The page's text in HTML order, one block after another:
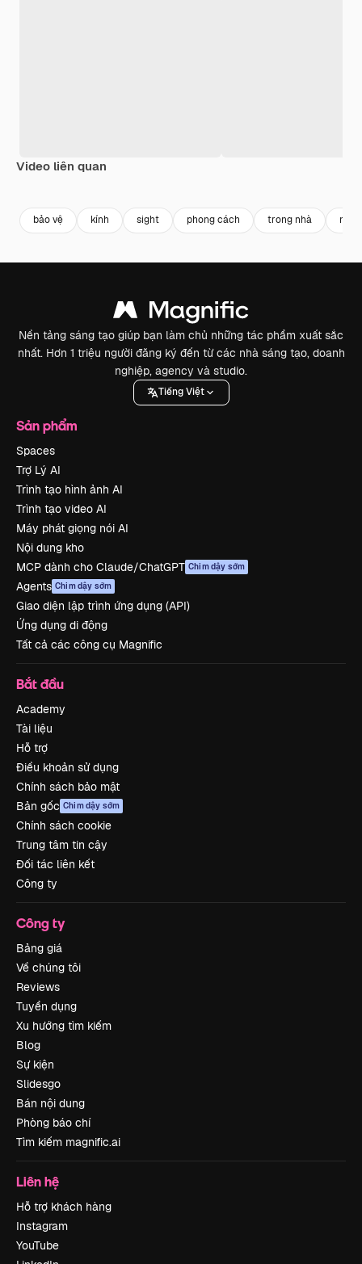
Video liên quan
bảo vệ kính sight phong cách trong nhà
Nền tảng sáng tạo giúp bạn làm chủ những tác phẩm xuất sắc
nhất. Hơn 1 triệu người đăng ký đến từ các nhà sáng tạo, doanh
nghiệp, agency và studio.
Tiếng Việt
Sản phẩm
Spaces
Trợ Lý AI
Trình tạo hình ảnh AI
Trình tạo video AI
Máy phát giọng nói AI
Nội dung kho
MCP dành cho Claude/ChatGPT Chim dậy sớm
Agents Chim dậy sớm
Giao diện lập trình ứng dụng (API)
Ứng dụng di động
Tất cả các công cụ Magnific
Bắt đầu
Academy
Tài liệu
Hỗ trợ
Điều khoản sử dụng
Chính sách bảo mật
Bản gốc Chim dậy sớm
Chính sách cookie
Trung tâm tin cậy
Đối tác liên kết
Công ty
Công ty
Bảng giá
Về chúng tôi
Reviews
Tuyển dụng
Xu hướng tìm kiếm
Blog
Sự kiện
Slidesgo
Bán nội dung
Phòng báo chí
Tìm kiếm magnific.ai
Liên hệ
Hỗ trợ khách hàng
Instagram
YouTube